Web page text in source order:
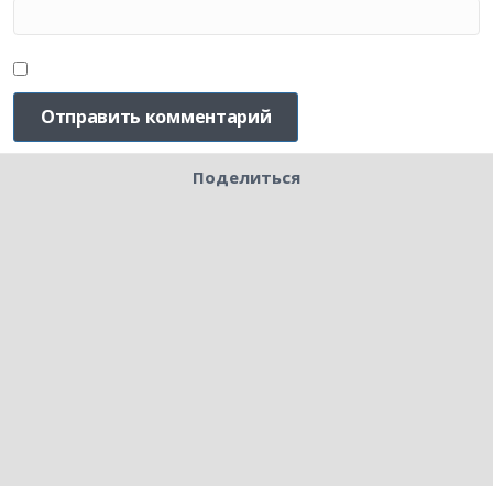
Поделиться